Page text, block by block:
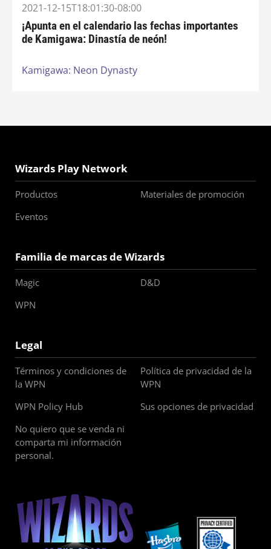
2021-12-15T18:01:30-08:00
¡Apunta en el calendario las fechas importantes
de Kamigawa: Dinastía de neón!
Kamigawa: Neon Dynasty
Wizards Play Network
Productos
Materiales de promoción
Eventos
Familia de marcas de Wizards
Magic
D&D
WPN
Legal
Términos y condiciones de
la WPN
Política de privacidad de la
WPN
WPN Policy Hub
Sus opciones de privacidad
No quiero que se venda ni
comparta mi información
personal.